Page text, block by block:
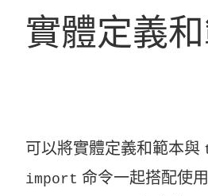
實體定義
可以將實體定義和範本與
import 命令一起搭配使